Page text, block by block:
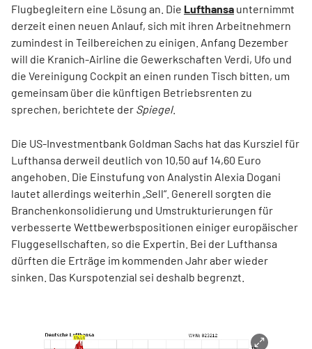
Flugbegleitern eine Lösung an. Die Lufthansa unternimmt
derzeit einen neuen Anlauf, sich mit ihren Arbeitnehmern
zumindest in Teilbereichen zu einigen. Anfang Dezember
will die Kranich-Airline die Gewerkschaften Verdi, Ufo und
die Vereinigung Cockpit an einen runden Tisch bitten, um
gemeinsam über die künftigen Betriebsrenten zu
sprechen, berichtete der Spiegel.
Die US-Investmentbank Goldman Sachs hat das Kursziel für
Lufthansa derweil deutlich von 10,50 auf 14,60 Euro
angehoben. Die Einstufung von Analystin Alexia Dogani
lautet allerdings weiterhin „Sell“. Generell sorgten die
Branchenkonsolidierung und Umstrukturierungen für
verbesserte Wettbewerbspositionen einiger europäischer
Fluggesellschaften, so die Expertin. Bei der Lufthansa
dürften die Erträge im kommenden Jahr aber wieder
sinken. Das Kurspotenzial sei deshalb begrenzt.